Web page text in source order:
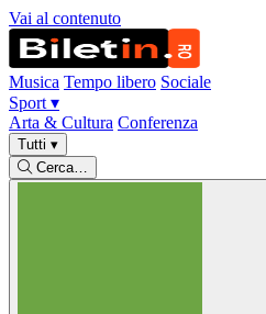
Vai al contenuto
Musica Tempo libero Sociale
Sport ▾
Arta & Cultura Conferenza
Tutti ▾
Cerca…